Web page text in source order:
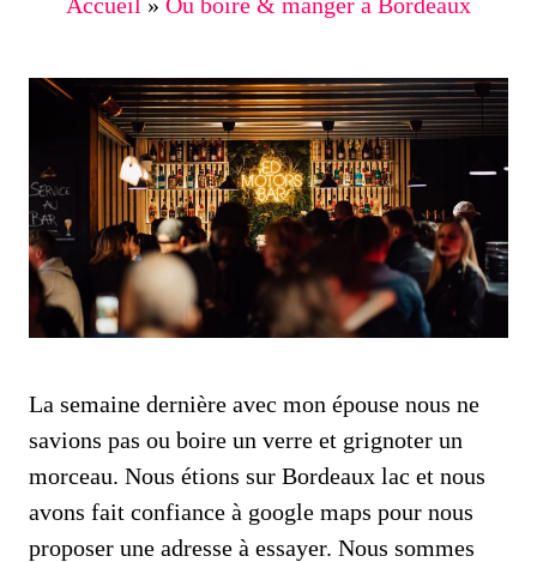
La semaine dernière avec mon épouse nous ne
savions pas ou boire un verre et grignoter un
morceau. Nous étions sur Bordeaux lac et nous
avons fait confiance à google maps pour nous
proposer une adresse à essayer. Nous sommes